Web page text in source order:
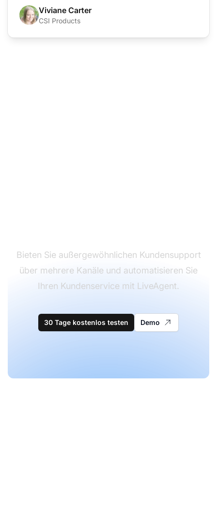
Viviane Carter
CSI Products
Bieten Sie außergewöhnlichen Kundensupport
über mehrere Kanäle und automatisieren Sie
Ihren Kundenservice mit LiveAgent.
30 Tage kostenlos testen Demo